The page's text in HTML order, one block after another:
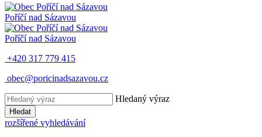
Poříčí nad Sázavou
Poříčí nad Sázavou
+420 317 779 415
obec@poricinadsazavou.cz
Hledaný výraz
Hledat
rozšířené vyhledávání